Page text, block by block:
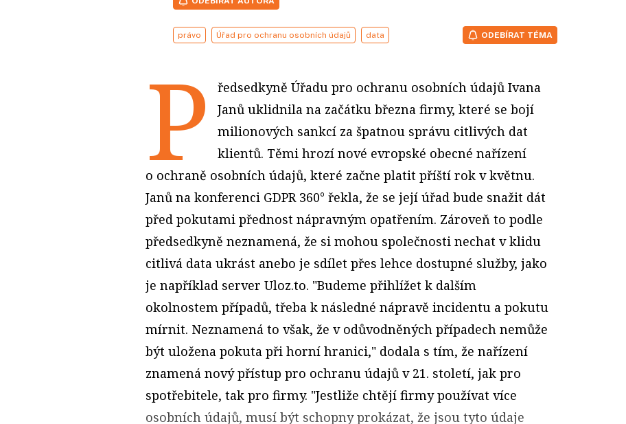
právo Úřad pro ochranu osobních údajů data ODEBÍRAT TÉMA
P
ředsedkyně Úřadu pro ochranu osobních údajů Ivana
Janů uklidnila na začátku března firmy, které se bojí
milionových sankcí za špatnou správu citlivých dat
klientů. Těmi hrozí nové evropské obecné nařízení
o ochraně osobních údajů, které začne platit příští rok v květnu.
Janů na konferenci GDPR 360° řekla, že se její úřad bude snažit dát
před pokutami přednost nápravným opatřením. Zároveň to podle
předsedkyně neznamená, že si mohou společnosti nechat v klidu
citlivá data ukrást anebo je sdílet přes lehce dostupné služby, jako
je například server Uloz.to. "Budeme přihlížet k dalším
okolnostem případů, třeba k následné nápravě incidentu a pokutu
mírnit. Neznamená to však, že v odůvodněných případech nemůže
být uložena pokuta při horní hranici," dodala s tím, že nařízení
znamená nový přístup pro ochranu údajů v 21. století, jak pro
spotřebitele, tak pro firmy. "Jestliže chtějí firmy používat více
osobních údajů, musí být schopny prokázat, že jsou tyto údaje